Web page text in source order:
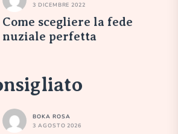
3 DICEMBRE 2022
Come scegliere la fede
nuziale perfetta
BOKA ROSA
3 AGOSTO 2026